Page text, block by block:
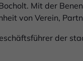
Mit der
von Verein,
der